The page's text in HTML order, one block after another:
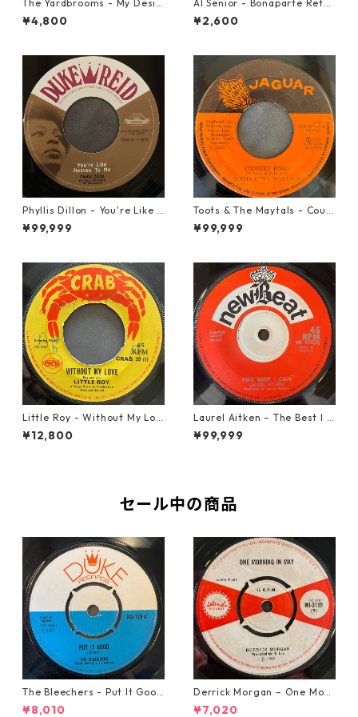
The Yardbrooms - My Desir
e【7-21922】
¥4,800
Al Senior - Bonaparte Retre
at【7-21861】
¥2,600
Phyllis Dillon - You're Like H
eaven To Me【7-21913】
¥99,999
Toots & The Maytals - Coun
try Road【7-21951】
¥99,999
Little Roy - Without My Lov
e【7-21990】
¥12,800
Laurel Aitken ‎– The Best I C
an【7-22012】
¥99,999
セール中の商品
The Bleechers - Put It Good
【7-21637】
¥8,010
Derrick Morgan – One Morn
ing In May【7-21653】
¥7,020